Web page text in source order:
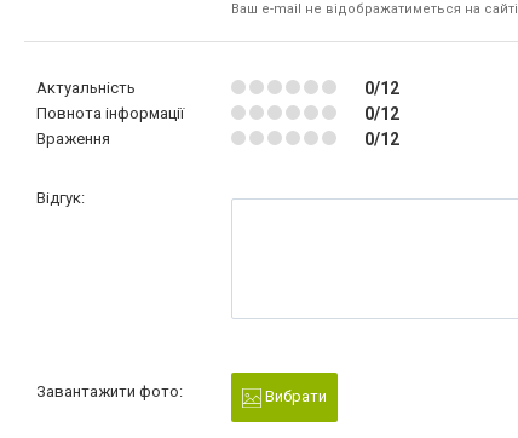
Ваш e-mail не відображатиметься на сайті
Актуальність 0/12
Повнота інформації 0/12
Враження 0/12
Відгук:
Завантажити фото: Вибрати